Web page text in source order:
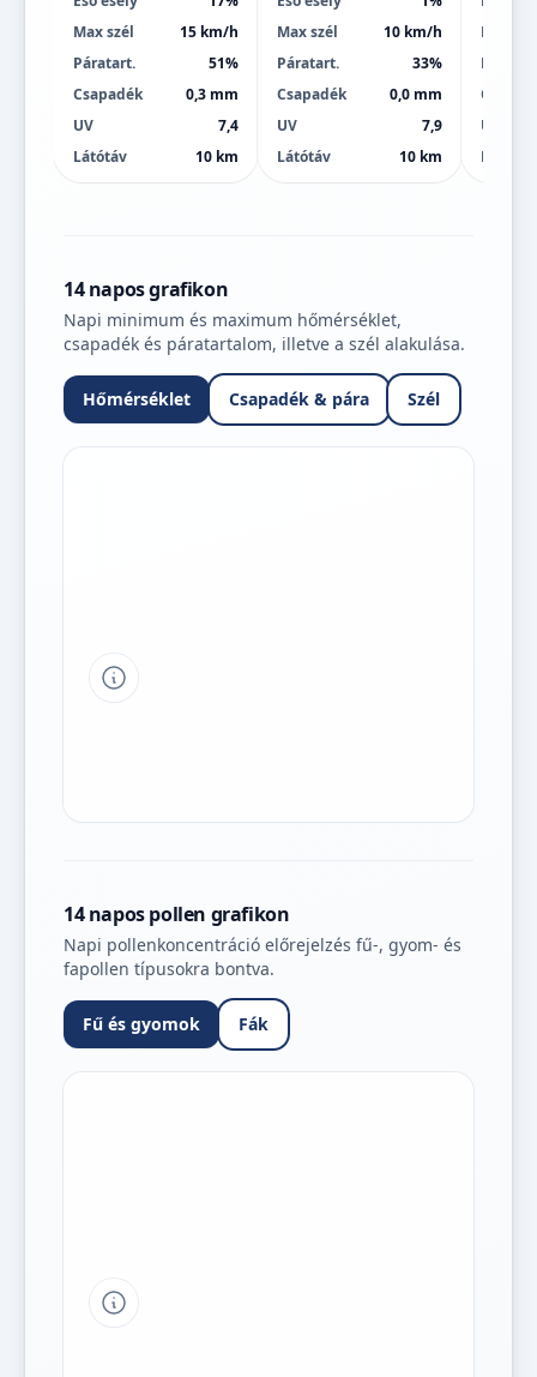
Max szél
15 km/h
Páratart.
51%
Csapadék
0,3 mm
UV
7,4
Látótáv
10 km
Max szél
10 km/h
Páratart.
33%
Csapadék
0,0 mm
UV
7,9
Látótáv
10 km
Max
UV
Látótáv
14 napos grafikon
Napi minimum és maximum hőmérséklet,
csapadék és páratartalom, illetve a szél alakulása.
Hőmérséklet Csapadék & pára Szél
Tipp a grafikon jelmagyarázatához
14 napos pollen grafikon
Napi pollenkoncentráció előrejelzés fű-, gyom- és
fapollen típusokra bontva.
Fű és gyomok Fák
Tipp a grafikon jelmagyarázatához